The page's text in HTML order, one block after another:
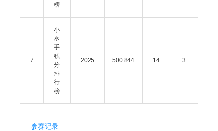
榜
7
小
水
手
积
分
排
行
榜
2025 500.844 14 3
参赛记录